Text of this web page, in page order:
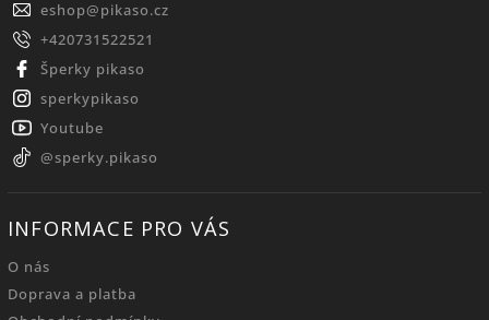
eshop@pikaso.cz
+420731522521
Šperky pikaso
sperkypikaso
Youtube
@sperky.pikaso
INFORMACE PRO VÁS
O nás
Doprava a platba